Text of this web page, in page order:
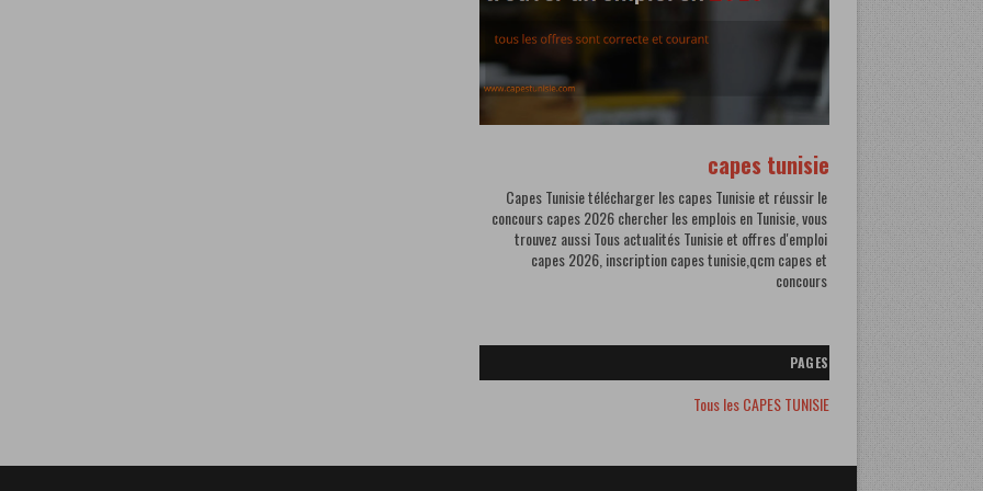
capes tunisie
Capes Tunisie télécharger les capes Tunisie et réussir le
concours capes 2026 chercher les emplois en Tunisie, vous
trouvez aussi Tous actualités Tunisie et offres d'emploi
capes 2026, inscription capes tunisie,qcm capes et
concours
PAGES
Tous les CAPES TUNISIE